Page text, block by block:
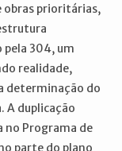
prioritárias,
pela 304, um
realidade,
determinação do
A duplicação
no Programa de
parte do plano